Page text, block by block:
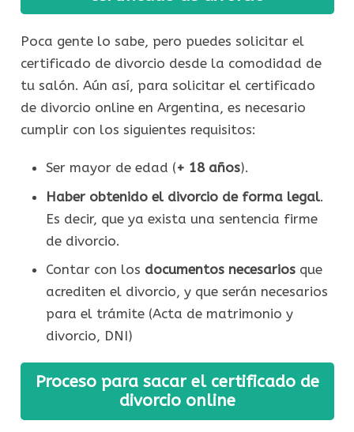
Poca gente lo sabe, pero puedes solicitar el
certificado de divorcio desde la comodidad de
tu salón. Aún así, para solicitar el certificado
de divorcio online en Argentina, es necesario
cumplir con los siguientes requisitos:
Ser mayor de edad (+ 18 años).
Haber obtenido el divorcio de forma legal.
Es decir, que ya exista una sentencia firme
de divorcio.
Contar con los documentos necesariosque
acrediten el divorcio, y que serán necesarios
para el trámite (Acta de matrimonio y
divorcio, DNI)
Proceso para sacar el certificado de
divorcio online